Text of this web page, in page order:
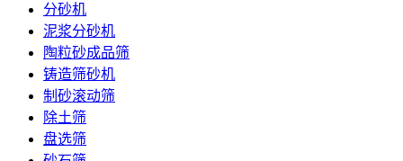
分砂机
泥浆分砂机
陶粒砂成品筛
铸造筛砂机
制砂滚动筛
除土筛
盘选筛